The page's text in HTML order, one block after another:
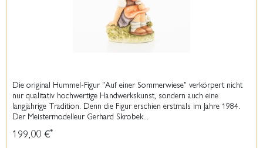
Die original Hummel-Figur "Auf einer Sommerwiese" verkörpert nicht
nur qualitativ hochwertige Handwerkskunst, sondern auch eine
langjährige Tradition. Denn die Figur erschien erstmals im Jahre 1984.
Der Meistermodelleur Gerhard Skrobek...
199,00 €*